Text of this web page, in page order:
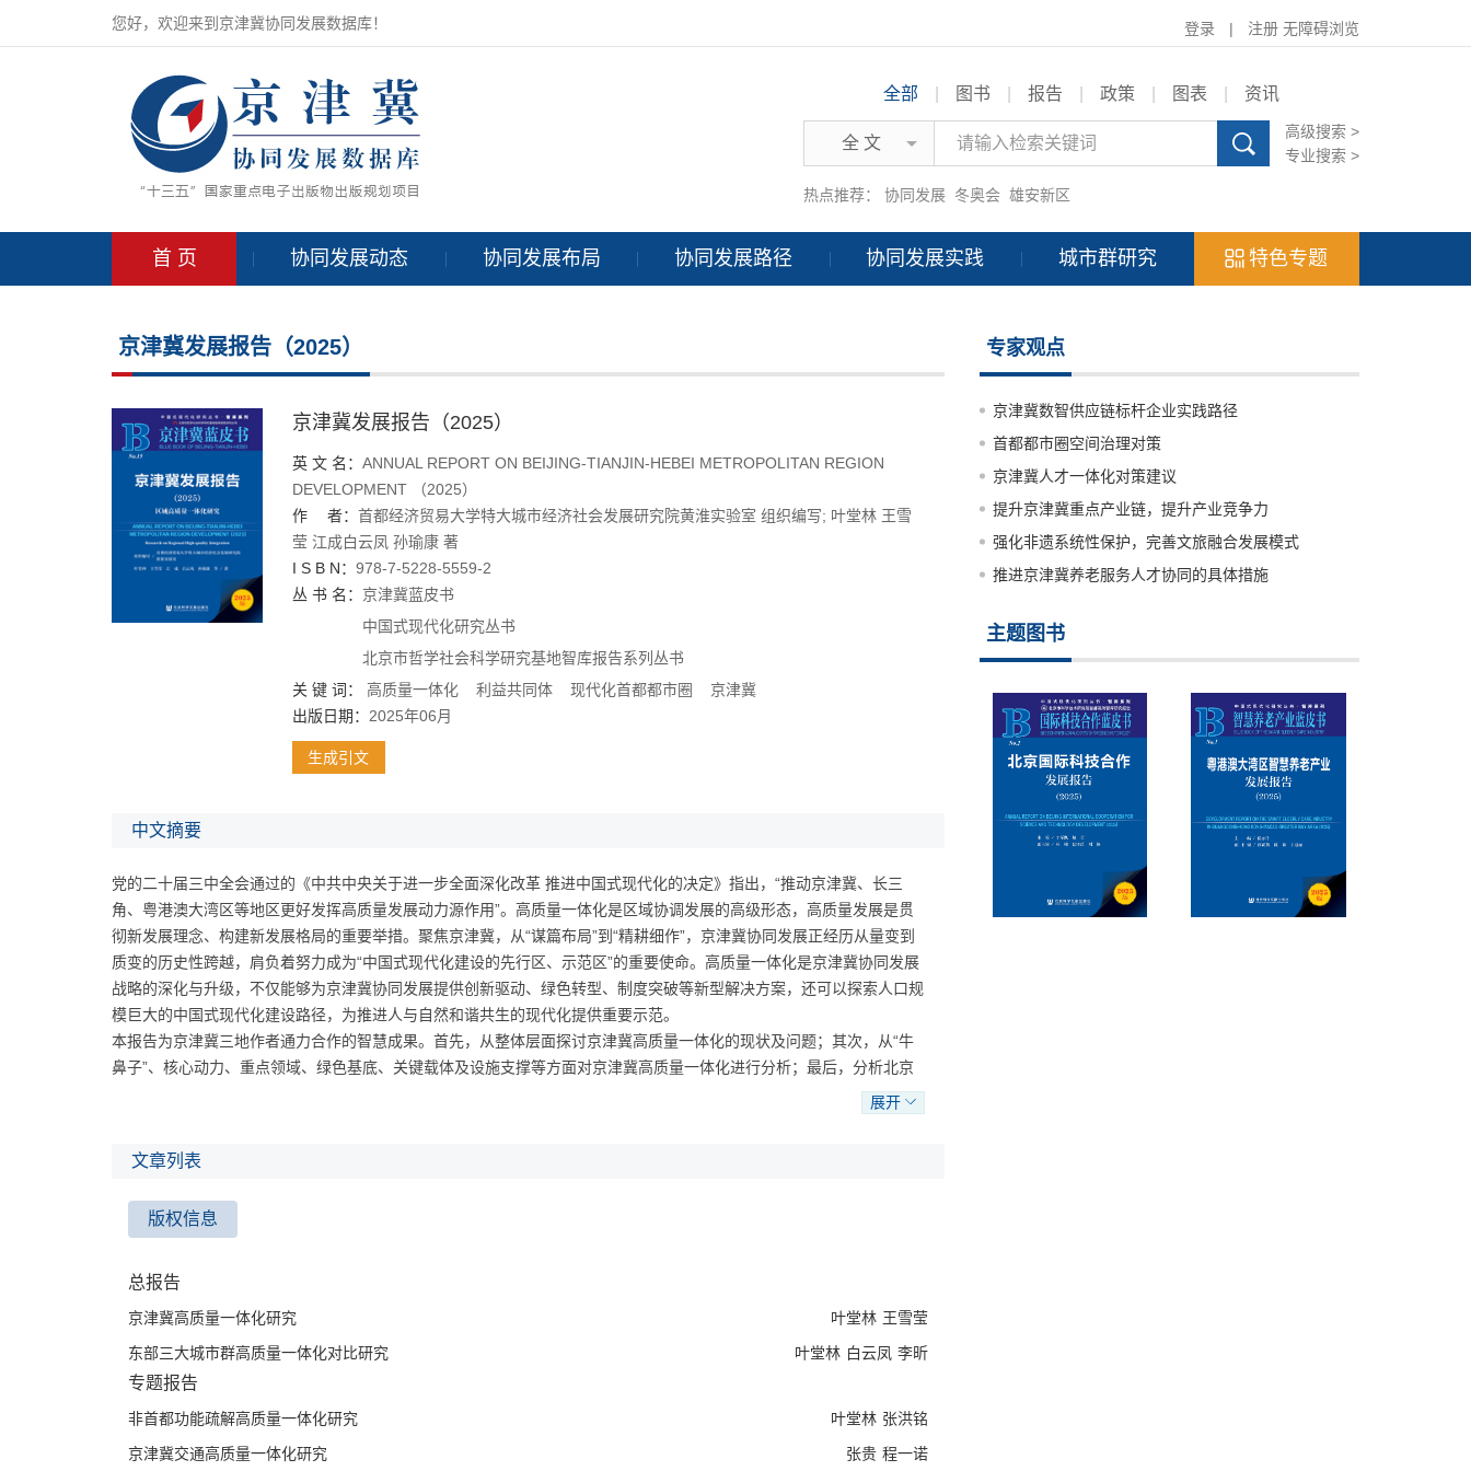
您好，欢迎来到京津冀协同发展数据库！ 登录 | 注册 无障碍浏览
全部 图书 报告 政策 图表 资讯
全 文
高级搜索 >
专业搜索 >
热点推荐： 协同发展 冬奥会 雄安新区
首 页 协同发展动态 协同发展布局 协同发展路径 协同发展实践 城市群研究 特色专题
京津冀发展报告（2025）
京津冀发展报告（2025）
英 文 名： ANNUAL REPORT ON BEIJING-TIANJIN-HEBEI METROPOLITAN REGION
DEVELOPMENT （2025）
作 者： 首都经济贸易大学特大城市经济社会发展研究院黄淮实验室 组织编写; 叶堂林 王雪
莹 江成白云凤 孙瑜康 著
I S B N： 978-7-5228-5559-2
丛 书 名： 京津冀蓝皮书
中国式现代化研究丛书
北京市哲学社会科学研究基地智库报告系列丛书
关 键 词：
高质量一体化 利益共同体 现代化首都都市圈
京津冀
出版日期： 2025年06月
生成引文
中文摘要
党的二十届三中全会通过的《中共中央关于进一步全面深化改革 推进中国式现代化的决定》指出，“推动京津冀、长三
角、粤港澳大湾区等地区更好发挥高质量发展动力源作用”。高质量一体化是区域协调发展的高级形态，高质量发展是贯
彻新发展理念、构建新发展格局的重要举措。聚焦京津冀，从“谋篇布局”到“精耕细作”，京津冀协同发展正经历从量变到
质变的历史性跨越，肩负着努力成为“中国式现代化建设的先行区、示范区”的重要使命。高质量一体化是京津冀协同发展
战略的深化与升级，不仅能够为京津冀协同发展提供创新驱动、绿色转型、制度突破等新型解决方案，还可以探索人口规
模巨大的中国式现代化建设路径，为推进人与自然和谐共生的现代化提供重要示范。
本报告为京津冀三地作者通力合作的智慧成果。首先，从整体层面探讨京津冀高质量一体化的现状及问题；其次，从“牛
鼻子”、核心动力、重点领域、绿色基底、关键载体及设施支撑等方面对京津冀高质量一体化进行分析；最后，分析北京
本报告由2个总报告、7个专题报告和3个区域报告构成，采用文献研究、统计分析、实地调研、实证研究等多种方法，在
角，构建推动京津冀高质量一体化的理论分析框架；在实践层面，探讨京津冀高质量一体化的成效及存在的主要问题，并
提出“十五五”时期推动京津冀高质量一体化的关键举措。
报告指出，区域高质量一体化是以新发展理念为引领，以推动高质量发展为主题，以科技创新和制度改革为主动力，以产
市场深度融合、制度有机衔接，通过优势互补，实现互利共赢和区域整体实力及竞争力提升。区域高质量一体化具有五个
动京津冀高质量一体化，从内在约束看，要实现效率提升与协同推进相兼顾、相促进。从发展目标看，根本目标是通过
“能量场”提升，实现京津冀地区从规模追赶向能级跃升的历史性跨越，其具体目标涵盖推动产业链与创新链深度融合，经
济发展实现高质量跃迁；形成功能互补、层级有序、高效联动的空间格局，空间结构更加优化；市场机制作用充分发挥，
形成区域统一大市场；区域政策高度集成，形成紧密联系的利益共同体。从核心动力看，科技创新和制度变革仍是推动京
间重构。从重要路径看，要从“政府主导”向“市场驱动”转变，政府主要通过推动制度型开放、战略空间重构、公共品精准
展开
文章列表
版权信息
总报告
叶堂林 王雪莹
京津冀高质量一体化研究
叶堂林 白云凤 李昕
东部三大城市群高质量一体化对比研究
专题报告
叶堂林 张洪铭
非首都功能疏解高质量一体化研究
张贵 程一诺
京津冀交通高质量一体化研究
专家观点
京津冀数智供应链标杆企业实践路径
首都都市圈空间治理对策
京津冀人才一体化对策建议
提升京津冀重点产业链，提升产业竞争力
强化非遗系统性保护，完善文旅融合发展模式
推进京津冀养老服务人才协同的具体措施
主题图书